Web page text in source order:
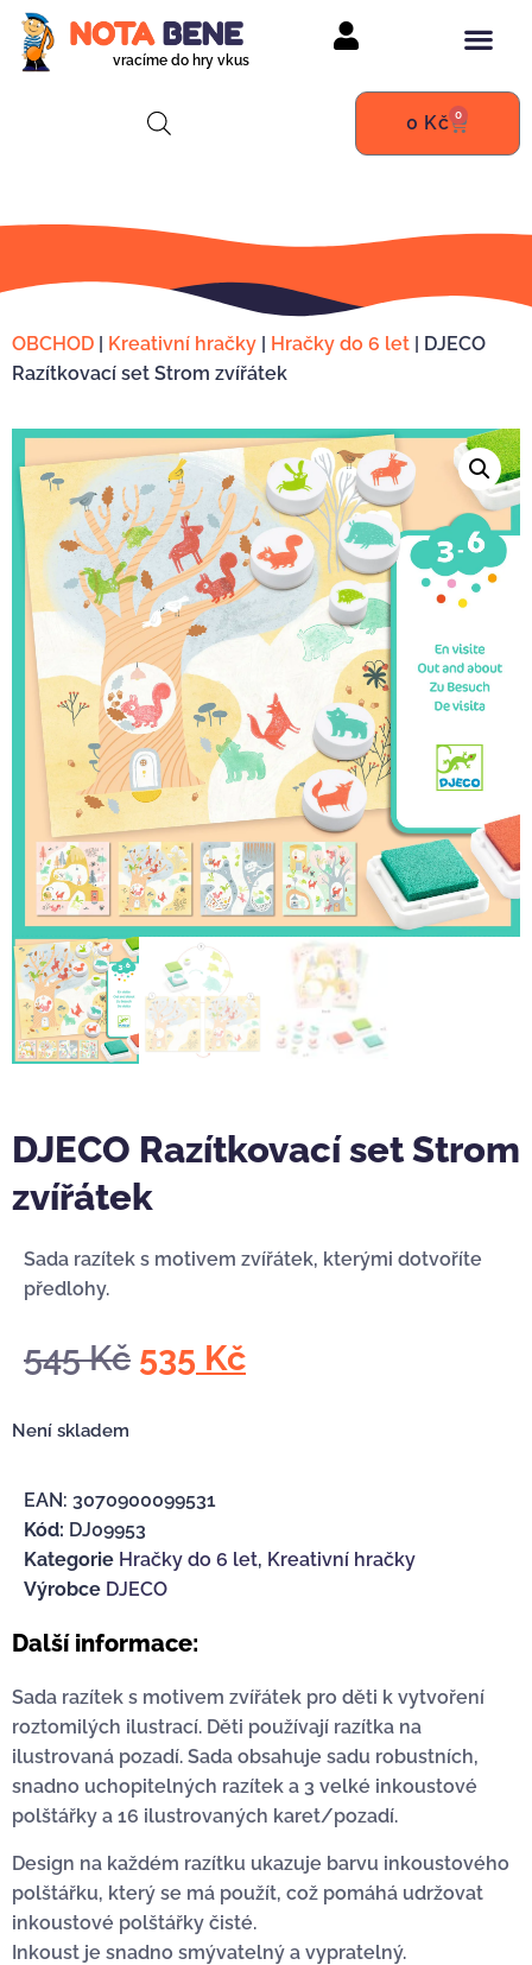
vracíme do hry vkus
0 Kč 0
OBCHOD | Kreativní hračky | Hračky do 6 let | DJECO
Razítkovací set Strom zvířátek
DJECO Razítkovací set Strom
zvířátek
Sada razítek s motivem zvířátek, kterými dotvoříte
předlohy.
545Kč 535 Kč
Není skladem
EAN: 3070900099531
Kód: DJ09953
Kategorie Hračky do 6 let, Kreativní hračky
Výrobce DJECO
Další informace:
Sada razítek s motivem zvířátek pro děti k vytvoření
roztomilých ilustrací. Děti používají razítka na
ilustrovaná pozadí. Sada obsahuje sadu robustních,
snadno uchopitelných razítek a 3 velké inkoustové
polštářky a 16 ilustrovaných karet/pozadí.
Design na každém razítku ukazuje barvu inkoustového
polštářku, který se má použít, což pomáhá udržovat
inkoustové polštářky čisté.
Inkoust je snadno smývatelný a vypratelný.